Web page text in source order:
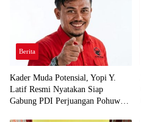
Berita
Kader Muda Potensial, Yopi Y.
Latif Resmi Nyatakan Siap
Gabung PDI Perjuangan Pohuwato